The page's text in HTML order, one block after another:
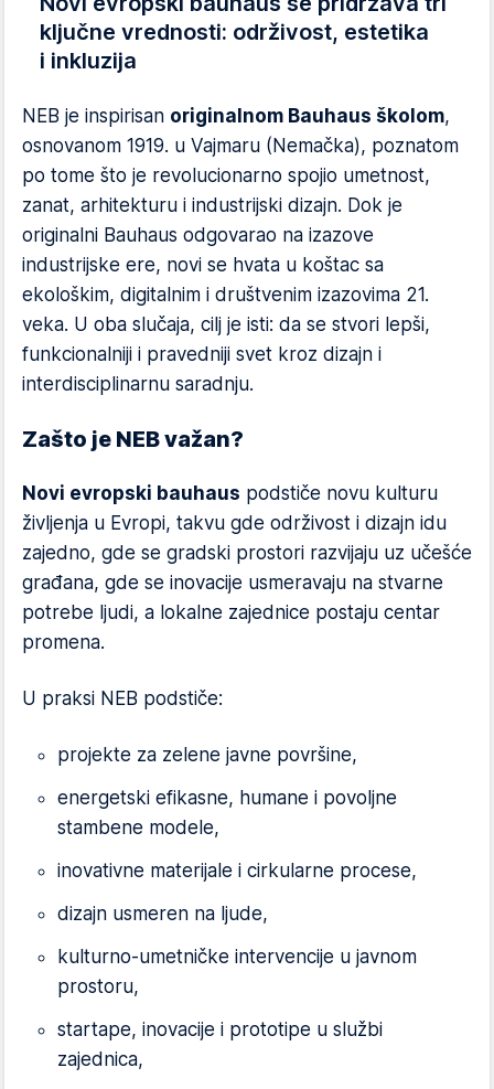
ključne vrednosti: održivost, estetika
i inkluzija
NEB je inspirisan originalnom Bauhaus školom,
osnovanom 1919. u Vajmaru (Nemačka), poznatom
po tome što je revolucionarno spojio umetnost,
zanat, arhitekturu i industrijski dizajn. Dok je
originalni Bauhaus odgovarao na izazove
industrijske ere, novi se hvata u koštac sa
ekološkim, digitalnim i društvenim izazovima 21.
veka. U oba slučaja, cilj je isti: da se stvori lepši,
funkcionalniji i pravedniji svet kroz dizajn i
interdisciplinarnu saradnju.
Zašto je NEB važan?
Novi evropski bauhaus podstiče novu kulturu
življenja u Evropi, takvu gde održivost i dizajn idu
zajedno, gde se gradski prostori razvijaju uz učešće
građana, gde se inovacije usmeravaju na stvarne
potrebe ljudi, a lokalne zajednice postaju centar
promena.
U praksi NEB podstiče:
projekte za zelene javne površine,
energetski efikasne, humane i povoljne
stambene modele,
inovativne materijale i cirkularne procese,
dizajn usmeren na ljude,
kulturno-umetničke intervencije u javnom
prostoru,
startape, inovacije i prototipe u službi
zajednica,